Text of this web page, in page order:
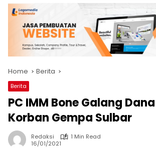
Home Berita
Berita
PC IMM Bone Galang
Korban Gempa Sulbar
Redaksi
1 Min Read
16/01/2021